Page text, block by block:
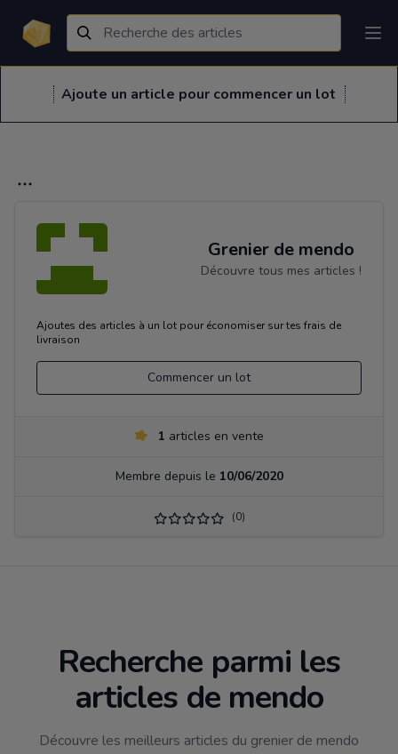
Grenier de mendo
Découvre tous mes articles !
Ajoutes des articles à un lot pour économiser sur tes frais de
livraison
Commencer un lot
1 articles en vente
Membre depuis le 10/06/2020
(0)
Recherche parmi les
articles de mendo
Découvre les meilleurs articles du grenier de mendo
Ajoute un article pour commencer un lot